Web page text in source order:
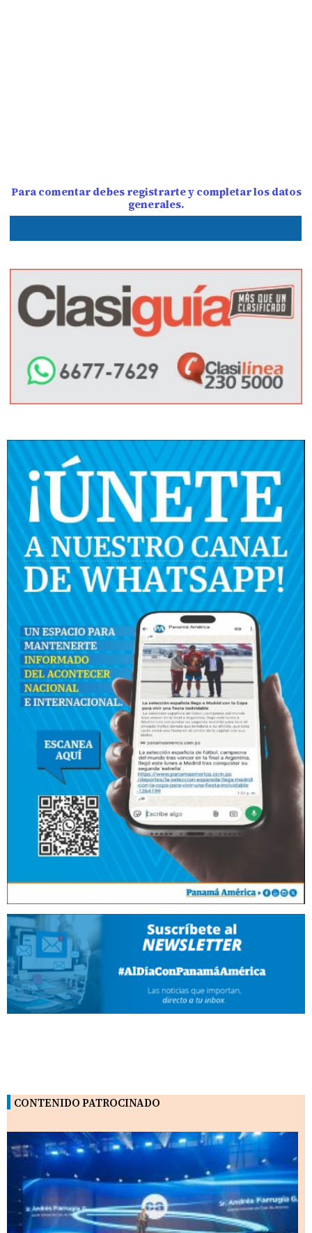
Para comentar debes registrarte y completar los datos
generales.
CONTENIDO PATROCINADO